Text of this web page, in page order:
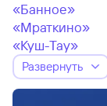
«Банное»
«Мраткино»
«Куш-Тау»
Развернуть